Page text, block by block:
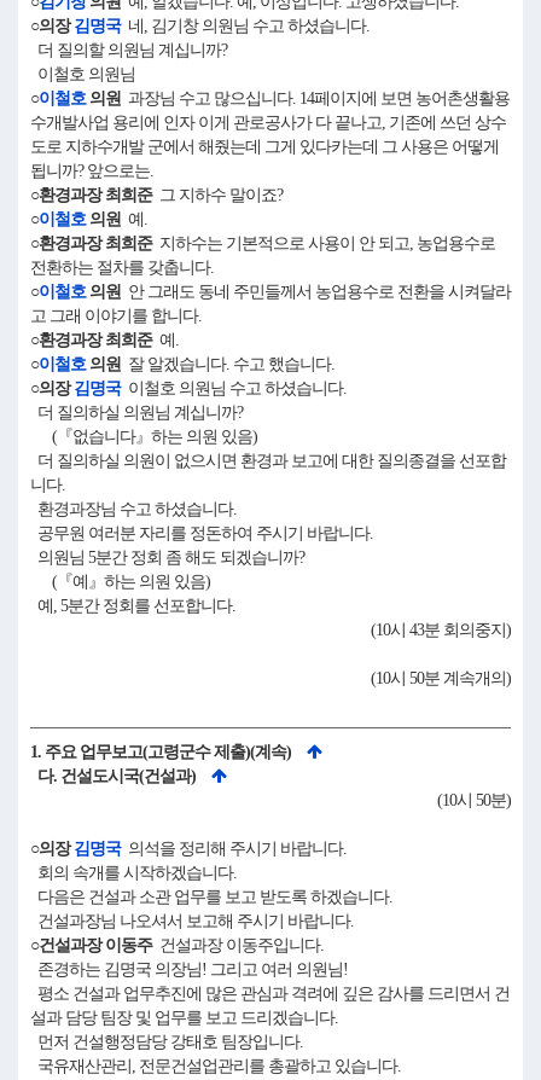
○의장김명국네, 김기창 의원님 수고 하셨습니다.
더 질의할 의원님 계십니까?
이철호 의원님
○이철호의원 과장님 수고 많으십니다. 14페이지에 보면 농어촌생활용
수개발사업 용리에 인자 이게 관로공사가 다 끝나고, 기존에 쓰던 상수
도로 지하수개발 군에서 해줬는데 그게 있다카는데 그 사용은 어떻게
됩니까? 앞으로는.
○환경과장 최희준그 지하수 말이죠?
○이철호의원 예.
○환경과장 최희준지하수는 기본적으로 사용이 안 되고, 농업용수로
전환하는 절차를 갖춥니다.
○이철호의원 안 그래도 동네 주민들께서 농업용수로 전환을 시켜달라
고 그래 이야기를 합니다.
○환경과장 최희준예.
○이철호의원 잘 알겠습니다. 수고 했습니다.
○의장김명국이철호 의원님 수고 하셨습니다.
더 질의하실 의원님 계십니까?
(『없습니다』하는 의원 있음)
더 질의하실 의원이 없으시면 환경과 보고에 대한 질의종결을 선포합
니다.
환경과장님 수고 하셨습니다.
공무원 여러분 자리를 정돈하여 주시기 바랍니다.
의원님 5분간 정회 좀 해도 되겠습니까?
(『예』하는 의원 있음)
예, 5분간 정회를 선포합니다.
(10시 43분 회의중지)
(10시 50분 계속개의)
1. 주요 업무보고(고령군수 제출)(계속)
다. 건설도시국(건설과)
(10시 50분)
○의장김명국의석을 정리해 주시기 바랍니다.
회의 속개를 시작하겠습니다.
다음은 건설과 소관 업무를 보고 받도록 하겠습니다.
건설과장님 나오셔서 보고해 주시기 바랍니다.
○건설과장 이동주건설과장 이동주입니다.
존경하는 김명국 의장님! 그리고 여러 의원님!
평소 건설과 업무추진에 많은 관심과 격려에 깊은 감사를 드리면서 건
설과 담당 팀장 및 업무를 보고 드리겠습니다.
먼저 건설행정담당 강태호 팀장입니다.
국유재산관리, 전문건설업관리를 총괄하고 있습니다.